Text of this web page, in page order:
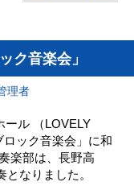
ク音楽会」
理者
ール （LOVELY
ック音楽会」に和
楽部は、長野高
なりました。